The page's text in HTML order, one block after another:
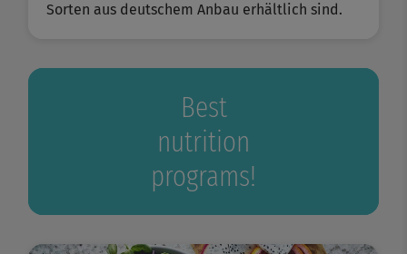
Sorten aus deutschem Anbau erhältlich sind.
Best
nutrition
programs!